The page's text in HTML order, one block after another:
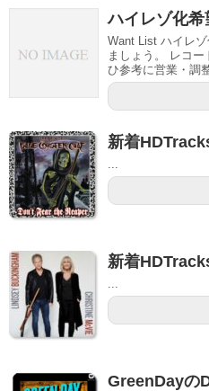
ハイレゾ化
Want List ハイレ
ましょう。 レコ
ひ参考に営業・調
新着
新着
GreenDayの